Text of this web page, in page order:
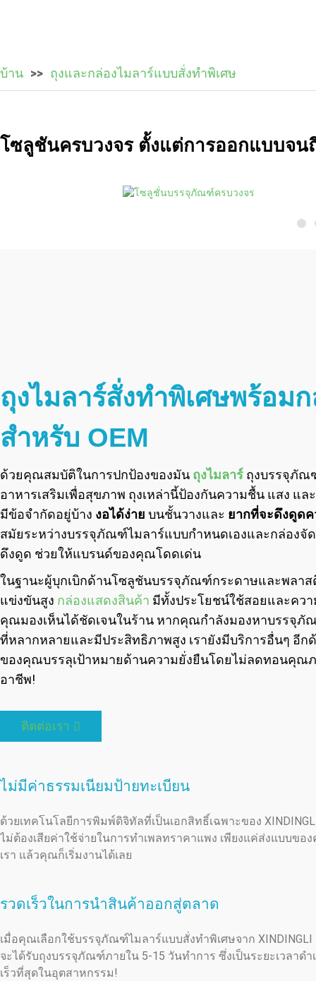
บ้าน ถุงและกล่องไมลาร์แบบสั่งทำพิเศษ
โซลูชันครบวงจร ตั้งแต่การออกแบบจน
ถุงไมลาร์สั่งทำพิเศษพร้อ
สำหรับ OEM
ด้วยคุณสมบัติในการปกป้องของมัน ถุงไมลาร์ ถุงบรรจุภัณ
อาหารเสริมเพื่อสุขภาพ ถุงเหล่านี้ป้องกันความชื้น แสง
มีข้อจำกัดอยู่บ้าง งอได้ง่าย บนชั้นวางและ ยากที่จะดึงดูด
สมัยระหว่างบรรจุภัณฑ์ไมลาร์แบบกำหนดเองและกล่อง
ดึงดูด ช่วยให้แบรนด์ของคุณโดดเด่น
ในฐานะผู้บุกเบิกด้านโซลูชันบรรจุภัณฑ์กระดาษและพลาส
แข่งขันสูง กล่องแสดงสินค้า มีทั้งประโยชน์ใช้สอยและคว
คุณมองเห็นได้ชัดเจนในร้าน หากคุณกำลังมองหาบรรจุภั
ที่หลากหลายและมีประสิทธิภาพสูง เรายังมีบริการอื่นๆ อีก
ของคุณบรรลุเป้าหมายด้านความยั่งยืนโดยไม่ลดทอนคุณภา
อาชีพ!
ติดต่อเรา
ไม่มีค่าธรรมเนียมป้ายทะเบียน
ด้วยเทคโนโลยีการพิมพ์ดิจิทัลที่เป็นเอกสิทธิ์เฉพาะของ
ไม่ต้องเสียค่าใช้จ่ายในการทำเพลทราคาแพง เพียงแค่ส่งแบบขอ
เรา แล้วคุณก็เริ่มงานได้เลย
รวดเร็วในการนำสินค้าออกสู่ตลาด
เมื่อคุณเลือกใช้บรรจุภัณฑ์ไมลาร์แบบสั่งทำพิเศษจาก XINDINGLI
จะได้รับถุงบรรจุภัณฑ์ภายใน 5-15 วันทำการ ซึ่งเป็นระยะเวลาดำ
เร็วที่สุดในอุตสาหกรรม!